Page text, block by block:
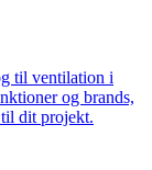
til ventilation i
og brands,
dit projekt.